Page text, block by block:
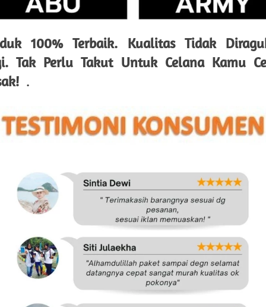
100% Terbaik. Kualitas Tidak
Tak Perlu Takut Untuk Celana Kamu
  .